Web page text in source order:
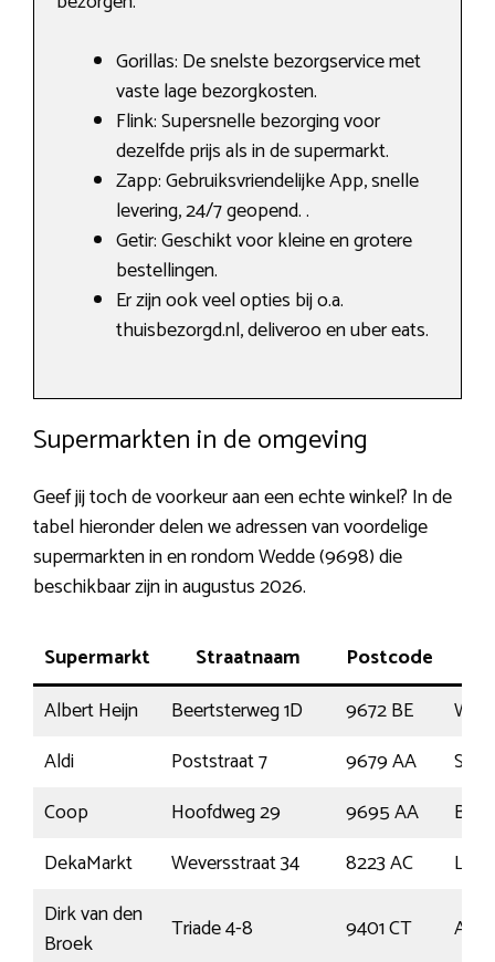
Gorillas: De snelste bezorgservice met
vaste lage bezorgkosten.
Flink: Supersnelle bezorging voor
dezelfde prijs als in de supermarkt.
Zapp: Gebruiksvriendelijke App, snelle
levering, 24/7 geopend. .
Getir: Geschikt voor kleine en grotere
bestellingen.
Er zijn ook veel opties bij o.a.
thuisbezorgd.nl, deliveroo en uber eats.
Supermarkten in de omgeving
Geef jij toch de voorkeur aan een echte winkel? In de
tabel hieronder delen we adressen van voordelige
supermarkten in en rondom Wedde (9698) die
beschikbaar zijn in augustus 2026.
Supermarkt Straatnaam Postcode
Albert Heijn
Beertsterweg 1D 9672 BE
Aldi
Poststraat 7 9679 AA
Coop
Hoofdweg 29 9695 AA
DekaMarkt
Weversstraat 34 8223 AC
Dirk van den
Broek
Triade 4-8 9401 CT